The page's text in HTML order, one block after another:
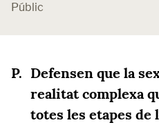
Públic
Defensen que la
realitat complexa
totes les etapes